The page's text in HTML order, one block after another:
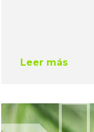
Leer más